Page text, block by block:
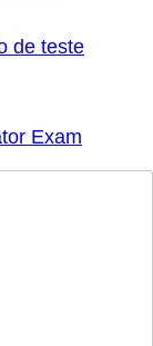
de teste
Exam